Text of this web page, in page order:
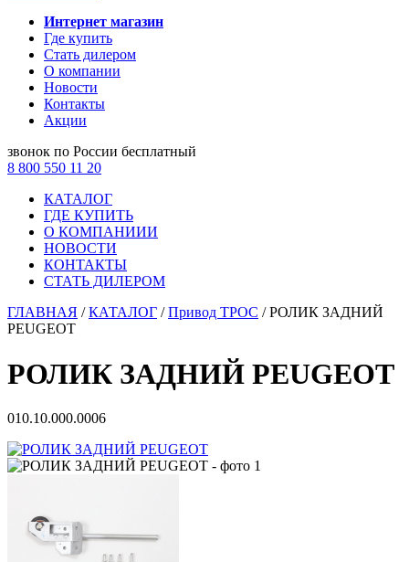
Интернет магазин
Где купить
Стать дилером
О компании
Новости
Контакты
Акции
звонок по России бесплатный
8 800 550 11 20
КАТАЛОГ
ГДЕ КУПИТЬ
О КОМПАНИИИ
НОВОСТИ
КОНТАКТЫ
СТАТЬ ДИЛЕРОМ
ГЛАВНАЯ /КАТАЛОГ /Привод ТРОС /РОЛИК ЗАДНИЙ
PEUGEOT
РОЛИК ЗАДНИЙ PEUGEOT
010.10.000.0006